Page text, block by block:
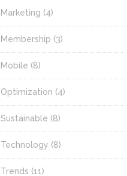
Marketing (4)
Membership (3)
Mobile (8)
Optimization (4)
Sustainable (8)
Technology (8)
Trends (11)